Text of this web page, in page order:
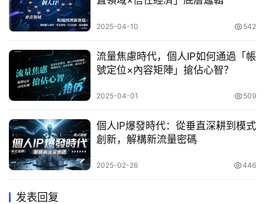
2025-04-10 542
流量焦慮時代，個人IP如何通過「帳
號定位×內容矩陣」搶佔心智？
2025-04-01 509
個人IP爆發時代：從垂直深耕到模式
創新，解構新流量密碼
2025-02-26 446
发表回复